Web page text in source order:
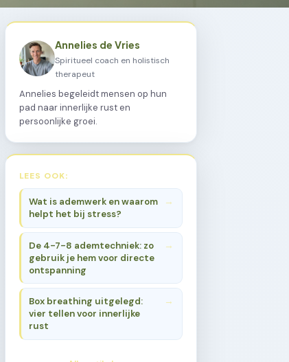
Annelies de Vries
Spiritueel coach en holistisch
therapeut
Annelies begeleidt mensen op hun
pad naar innerlijke rust en
persoonlijke groei.
LEES OOK:
Wat is ademwerk en waarom
helpt het bij stress?
De 4-7-8 ademtechniek: zo
gebruik je hem voor directe
ontspanning
Box breathing uitgelegd:
vier tellen voor innerlijke
rust